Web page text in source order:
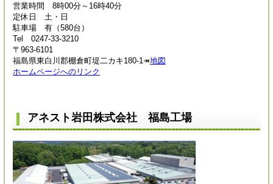
営業時間 8時00分～16時40分
定休日 土・日
駐車場 有（580台）
Tel 0247-33-3210
〒963-6101
福島県東白川郡棚倉町堤二カキ180-1↠地図
ホームページへのリンク
アネスト岩田株式会社 福島工場